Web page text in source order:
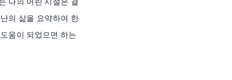
나의 어린 시절은 결
의 삶을 요약하여 한
움이 되었으면 하는